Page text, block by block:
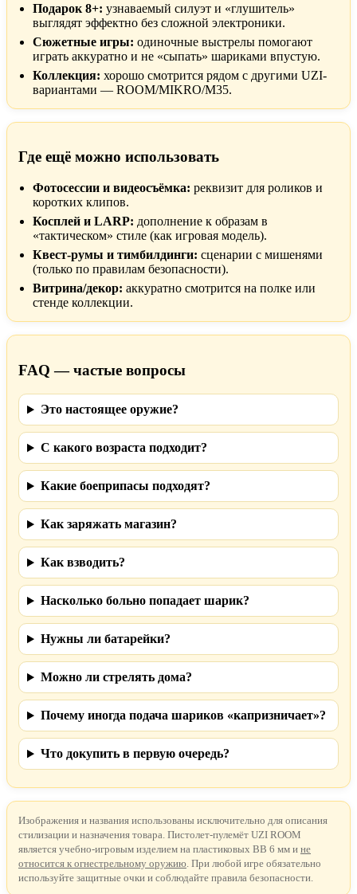
Подарок 8+: узнаваемый силуэт и «глушитель»
выглядят эффектно без сложной электроники.
Сюжетные игры: одиночные выстрелы помогают
играть аккуратно и не «сыпать» шариками впустую.
Коллекция: хорошо смотрится рядом с другими UZI-
вариантами — ROOM/MIKRO/M35.
Где ещё можно использовать
Фотосессии и видеосъёмка: реквизит для роликов и
коротких клипов.
Косплей и LARP: дополнение к образам в
«тактическом» стиле (как игровая модель).
Квест-румы и тимбилдинги: сценарии с мишенями
(только по правилам безопасности).
Витрина/декор: аккуратно смотрится на полке или
стенде коллекции.
FAQ — частые вопросы
Это настоящее оружие?
С какого возраста подходит?
Какие боеприпасы подходят?
Как заряжать магазин?
Как взводить?
Насколько больно попадает шарик?
Нужны ли батарейки?
Можно ли стрелять дома?
Почему иногда подача шариков «капризничает»?
Что докупить в первую очередь?
Изображения и названия использованы исключительно для описания
стилизации и назначения товара. Пистолет-пулемёт UZI ROOM
является учебно-игровым изделием на пластиковых BB 6 мм и не
относится к огнестрельному оружию. При любой игре обязательно
используйте защитные очки и соблюдайте правила безопасности.